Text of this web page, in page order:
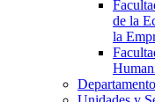
de la
la